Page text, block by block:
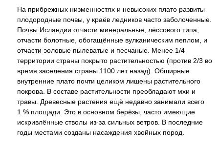
На прибрежных низменностях и невысоких плато развиты
плодородные почвы, у краёв ледников часто заболоченные.
Почвы Исландии отчасти минеральные, лёссового типа,
отчасти болотные, обогащённые вулканическим пеплом, и
отчасти эоловые пылеватые и песчаные. Менее 1/4
территории страны покрыто растительностью (против 2/3 во
время заселения страны 1100 лет назад). Обширные
внутренние плато почти целиком лишены растительного
покрова. В составе растительности преобладают мхи и
травы. Древесные растения ещё недавно занимали всего
1 % площади. Это в основном берёзы, часто имеющие
искривлённые стволы из-за сильных ветров. В последние
годы местами созданы насаждения хвойных пород.